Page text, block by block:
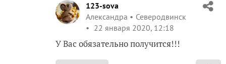
123-sova
Александра
Северодвинск
22 января 2020, 12:18
У Вас обязательно получится!!!